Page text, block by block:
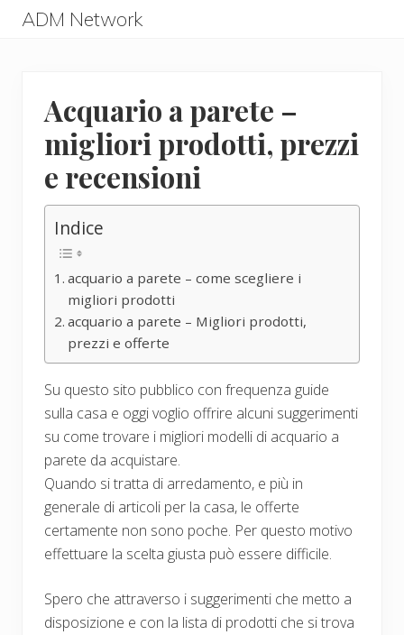
MenuADM Network
Acquario a parete –
migliori prodotti, prezzi
e recensioni
Indice
acquario a parete – come scegliere i
migliori prodotti
acquario a parete – Migliori prodotti,
prezzi e offerte
Su questo sito pubblico con frequenza guide
sulla casa e oggi voglio offrire alcuni suggerimenti
su come trovare i migliori modelli di acquario a
parete da acquistare.
Quando si tratta di arredamento, e più in
generale di articoli per la casa, le offerte
certamente non sono poche. Per questo motivo
effettuare la scelta giusta può essere difficile.
Spero che attraverso i suggerimenti che metto a
disposizione e con la lista di prodotti che si trova